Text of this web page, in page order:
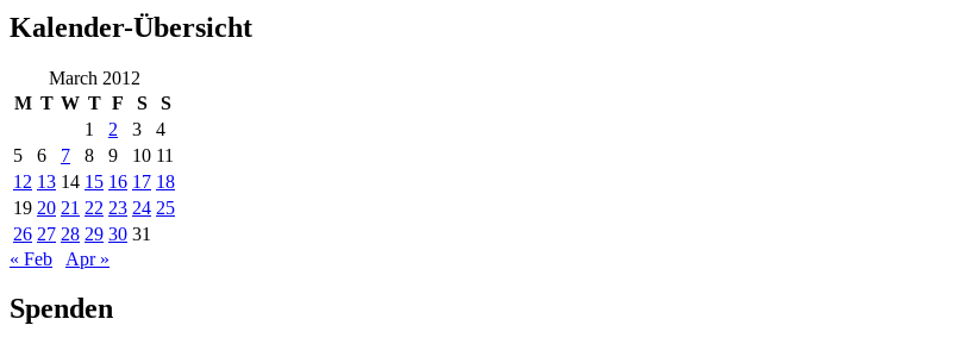
Kalender-Übersicht
March 2012
M T W T F S
S
1
2 3
4
5
6 7 8 9 10 11
12 13 14 15 16 17 18
19 20 21 22 23 24 25
26 27 28 29 30 31
« Feb
Apr »
Spenden